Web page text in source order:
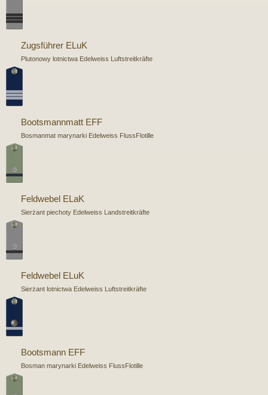
Zugsführer ELuK
Plutonowy lotnictwa Edelweiss Luftstreitkräfte
Bootsmannmatt EFF
Bosmanmat marynarki Edelweiss FlussFlotille
Feldwebel ELaK
Sierżant piechoty Edelweiss Landstreitkräfte
Feldwebel ELuK
Sierżant lotnictwa Edelweiss Luftstreitkräfte
Bootsmann EFF
Bosman marynarki Edelweiss FlussFlotille